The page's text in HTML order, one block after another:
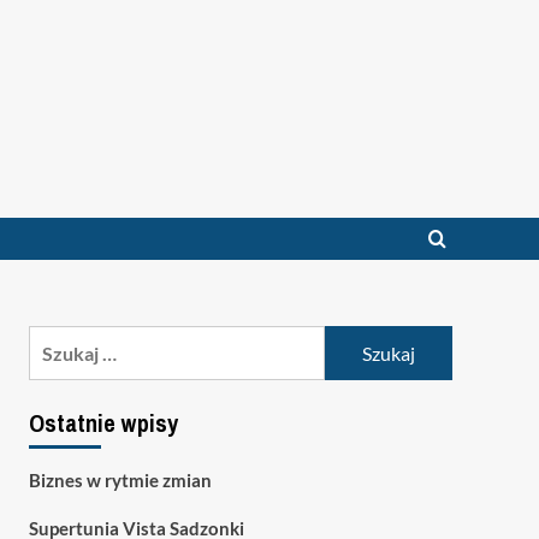
Ostatnie wpisy
Biznes w rytmie zmian
Supertunia Vista Sadzonki